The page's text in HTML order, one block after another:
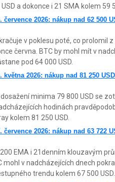
a dokonce i 21 SMA kolem 59
2026: nákup nad 62 500
v poklesu poté, co prolomil z
června. BTC by mohl mít v
pod 64 000 USD.
2026: nákup nad 81 250
minima 79 800 USD se
hodinách
kolem 81 250 USD.
2026: nákup nad 63 722
EMA i 21denním klouzavým
v nadcházejících dnech
trendu kolem 67 500 USD.